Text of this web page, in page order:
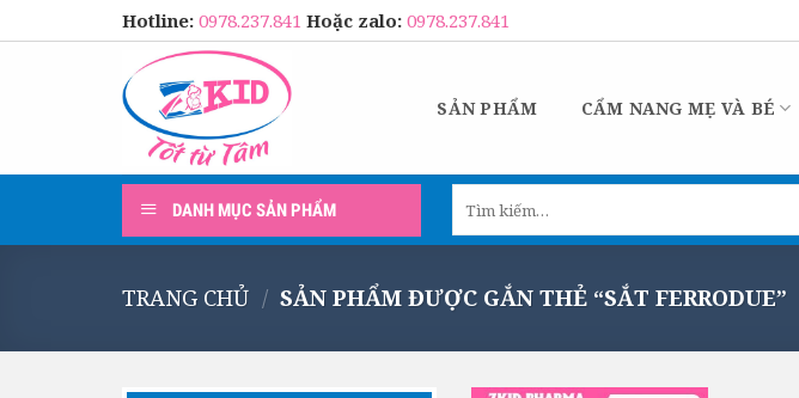
to
Hotline: 0978.237.841 Hoặc zalo: 0978.237.841
SẢN PHẨM CẨM NANG MẸ VÀ BÉ
DANH MỤC SẢN PHẨM
kiếm:
TRANG CHỦ / SẢN PHẨM ĐƯỢC GẮN THẺ “SẮT FERRODUE”